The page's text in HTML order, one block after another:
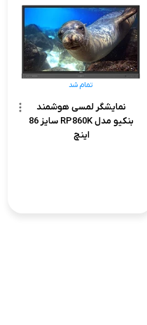
نمایشگر لمسی هوشمند
بنکیو مدل RP860K سایز 86
اینچ
تمام شد